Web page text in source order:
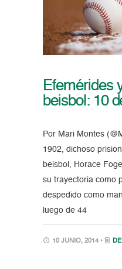
Efemérides
beisbol: 10
Por Mari Montes
1902, dichoso
beisbol, Horace
su trayectoria como
despedido como
luego de 44
10 JUNIO, 2014 •